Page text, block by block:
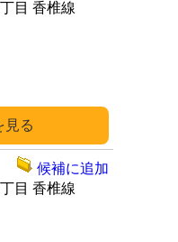
目 香椎線
目 香椎線
候補に追加